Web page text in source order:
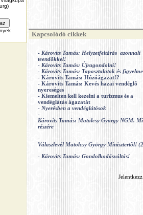
Kapcsolódó cikkek
- Károvits Tamás: Helyzetfeltárás azonnali
teendõkkel!
- Károvits Tamás: Újragondolni!
- Károvits Tamás: Tapasztalatok és
- Károvits Tamás: Húzóágazat!?
- Károvits Tamás: Kevés hazai vendéglõ
nyereséges
- Kiemelten kell kezelni a turizmus és a
vendéglátás ágazatát
- Nyerésben a vendéglátósok
-
Károvits Tamás: Matolcsy György NGM.
részére
-
Válaszlevél Matolcsy György Minisztertõl!
- Károvits Tamás: Gondolkodásváltás!